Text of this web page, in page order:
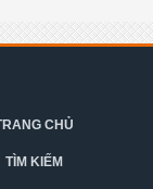
CHỦ
TÌM KIẾM